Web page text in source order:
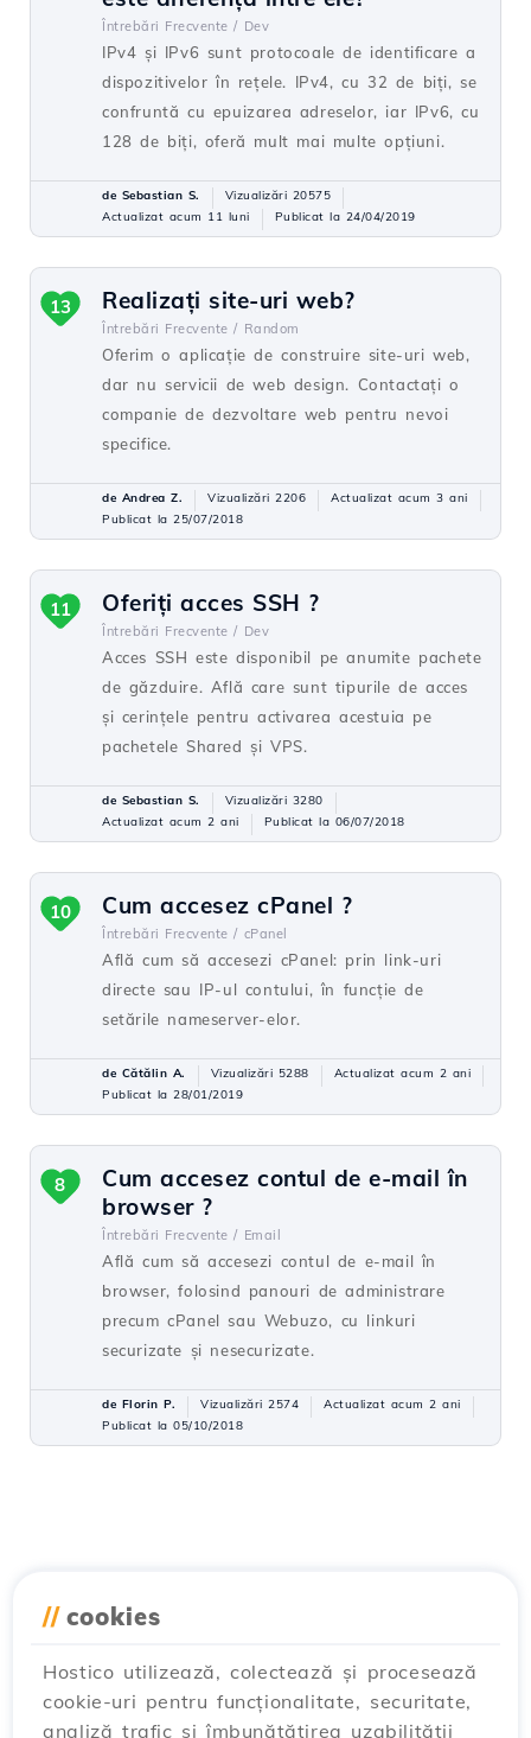
Întrebări Frecvente / Dev
IPv4 și IPv6 sunt protocoale de identificare a
dispozitivelor în rețele. IPv4, cu 32 de biți, se
confruntă cu epuizarea adreselor, iar IPv6, cu
128 de biți, oferă mult mai multe opțiuni.
de Sebastian S.
Vizualizări 20575
Actualizat acum 11 luni
Publicat la 24/04/2019
Realizați site-uri web?
Întrebări Frecvente / Random
Oferim o aplicație de construire site-uri web,
dar nu servicii de web design. Contactați o
companie de dezvoltare web pentru nevoi
specifice.
13
de Andrea Z. Vizualizări 2206
Actualizat acum 3 ani
Publicat la 25/07/2018
Oferiți acces SSH ?
Întrebări Frecvente / Dev
Acces SSH este disponibil pe anumite pachete
de găzduire. Află care sunt tipurile de acces
și cerințele pentru activarea acestuia pe
pachetele Shared și VPS.
11
de Sebastian S.
Vizualizări 3280
Actualizat acum 2 ani
Publicat la 06/07/2018
Cum accesez cPanel ?
Întrebări Frecvente / cPanel
Află cum să accesezi cPanel: prin link-uri
directe sau IP-ul contului, în funcție de
setările nameserver-elor.
10
de Cătălin A. Vizualizări 5288
Actualizat acum 2 ani
Publicat la 28/01/2019
Cum accesez contul de e-mail în
browser ?
Întrebări Frecvente / Email
Află cum să accesezi contul de e-mail în
browser, folosind panouri de administrare
precum cPanel sau Webuzo, cu linkuri
securizate și nesecurizate.
8
de Florin P. Vizualizări 2574
Actualizat acum 2 ani
Publicat la 05/10/2018
// cookies
Hostico utilizează, colectează și procesează
cookie-uri pentru funcționalitate, securitate,
analiză trafic și îmbunătățirea uzabilității